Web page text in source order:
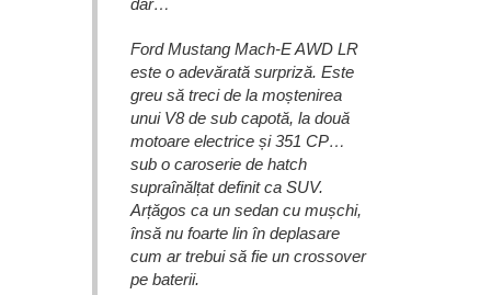
Ford Mustang Mach-E AWD LR
este o adevărată surpriză. Este
greu să treci de la moștenirea
unui V8 de sub capotă, la două
motoare electrice și 351 CP…
sub o caroserie de hatch
supraînălțat definit ca SUV.
Arțăgos ca un sedan cu mușchi,
însă nu foarte lin în deplasare
cum ar trebui să fie un crossover
pe baterii.